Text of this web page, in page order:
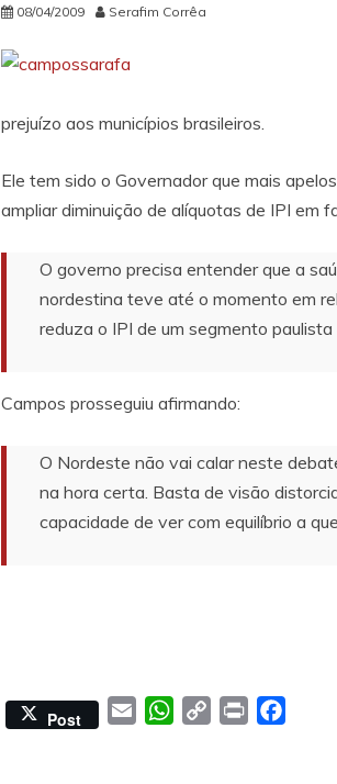
08/04/2009 Serafim Corrêa
prejuízo aos municípios brasileiros.
Ele tem sido o Governador que mais
ampliar diminuição de alíquotas de IPI em
O governo precisa entender que a
nordestina teve até o momento em
reduza o IPI de um segmento
Campos prosseguiu afirmando:
O Nordeste não vai calar neste
na hora certa. Basta de visão
capacidade de ver com equilíbrio a
Post
W